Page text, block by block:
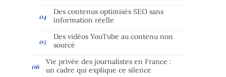
Des contenus optimisés SEO sans
information réelle
Des vidéos YouTube au contenu non
sourcé
Vie privée des journalistes en France :
un cadre qui explique ce silence